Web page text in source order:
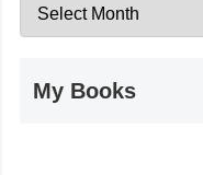
My Books